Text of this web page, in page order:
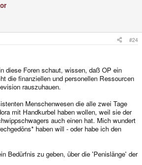
#24
diese Foren schaut, wissen, daß OP ein
die finanziellen und personellen Ressourcen
rauszuhauen.
Menschenwesen die alle zwei Tage
mit Handkurbel haben wollen, weil sie der
auch einen hat. Mich wundert
haben will - oder habe ich den
Bedürfnis zu geben, über die 'Penislänge' der